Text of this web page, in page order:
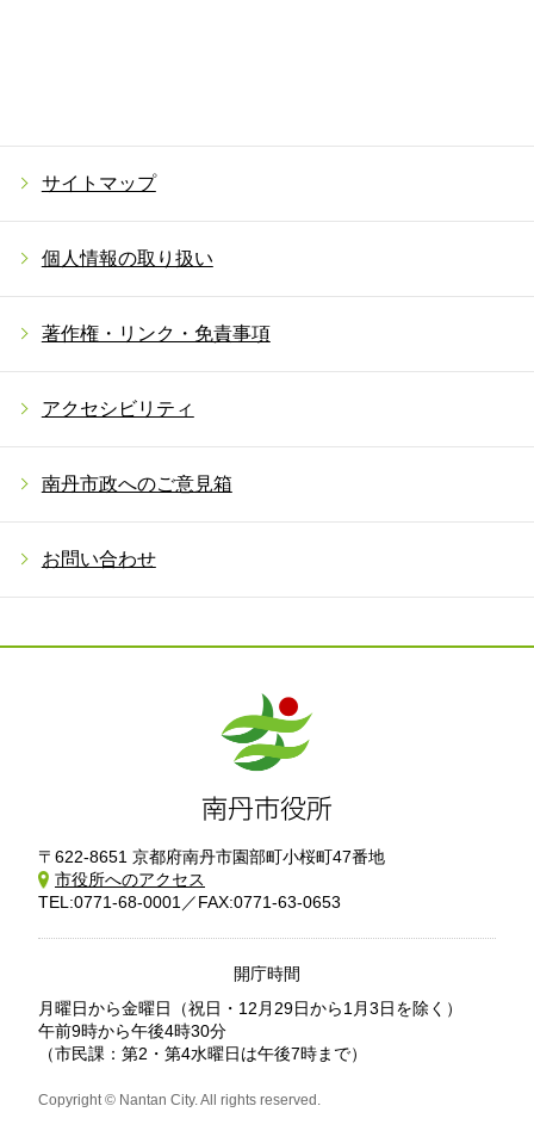
サイトマップ
個人情報の取り扱い
著作権・リンク・免責事項
アクセシビリティ
南丹市政へのご意見箱
お問い合わせ
〒622-8651 京都府南丹市園部町小桜町47番地
市役所へのアクセス
TEL:0771-68-0001／FAX:0771-63-0653
開庁時間
月曜日から金曜日
（祝日・12月29日から1月3日を除く）
午前9時から午後4時30分
（市民課：第2・第4水曜日は午後7時まで）
Copyright © Nantan City. All rights reserved.